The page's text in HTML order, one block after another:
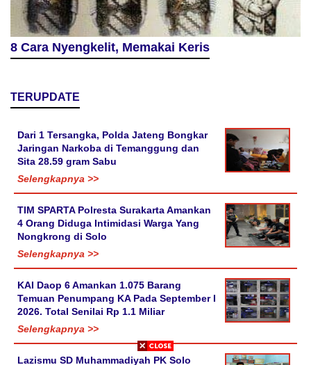
8 Cara Nyengkelit, Memakai Keris
TERUPDATE
Dari 1 Tersangka, Polda Jateng Bongkar
Jaringan Narkoba di Temanggung dan
Sita 28.59 gram Sabu
Selengkapnya >>
TIM SPARTA Polresta Surakarta Amankan
4 Orang Diduga Intimidasi Warga Yang
Nongkrong di Solo
Selengkapnya >>
KAI Daop 6 Amankan 1.075 Barang
Temuan Penumpang KA Pada September I
2026. Total Senilai Rp 1.1 Miliar
Selengkapnya >>
Lazismu SD Muhammadiyah PK Solo